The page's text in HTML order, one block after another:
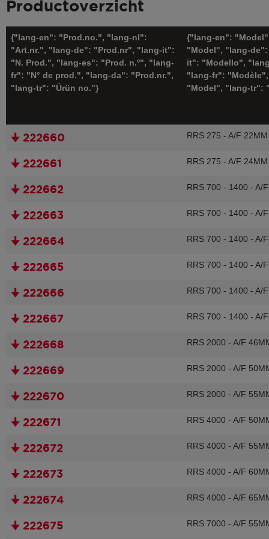
Productoverzicht
{"lang-en": "Prod.no.", "lang-nl":
"Art.nr.", "lang-de": "Prod.nr", "lang-it":
"N. Prod.", "lang-es": "Prod. n.º", "lang-
fr": "N° de prod.", "lang-da": "Prod.nr.",
"lang-tr": "Ürün no."}
{"lang-en":
"Model", "lang-
it": "Modello",
"lang-fr":
"Model", "lang-tr":
🠋 222660 RRS 275 - A/F
🠋 222661 RRS 275 - A/F
🠋 222662 RRS 700 - 1400 - A/
🠋 222663 RRS 700 - 1400 - A/
🠋 222664 RRS 700 - 1400 - A/
🠋 222665 RRS 700 - 1400 - A/
🠋 222666 RRS 700 - 1400 - A/
🠋 222667 RRS 700 - 1400 - A/
🠋 222668 RRS 2000 - A/F
🠋 222669 RRS 2000 - A/F
🠋 222670 RRS 2000 - A/F
🠋 222671 RRS 4000 - A/F
🠋 222672 RRS 4000 - A/F
🠋 222673 RRS 4000 - A/F
🠋 222674 RRS 4000 - A/F
🠋 222675 RRS 7000 - A/F